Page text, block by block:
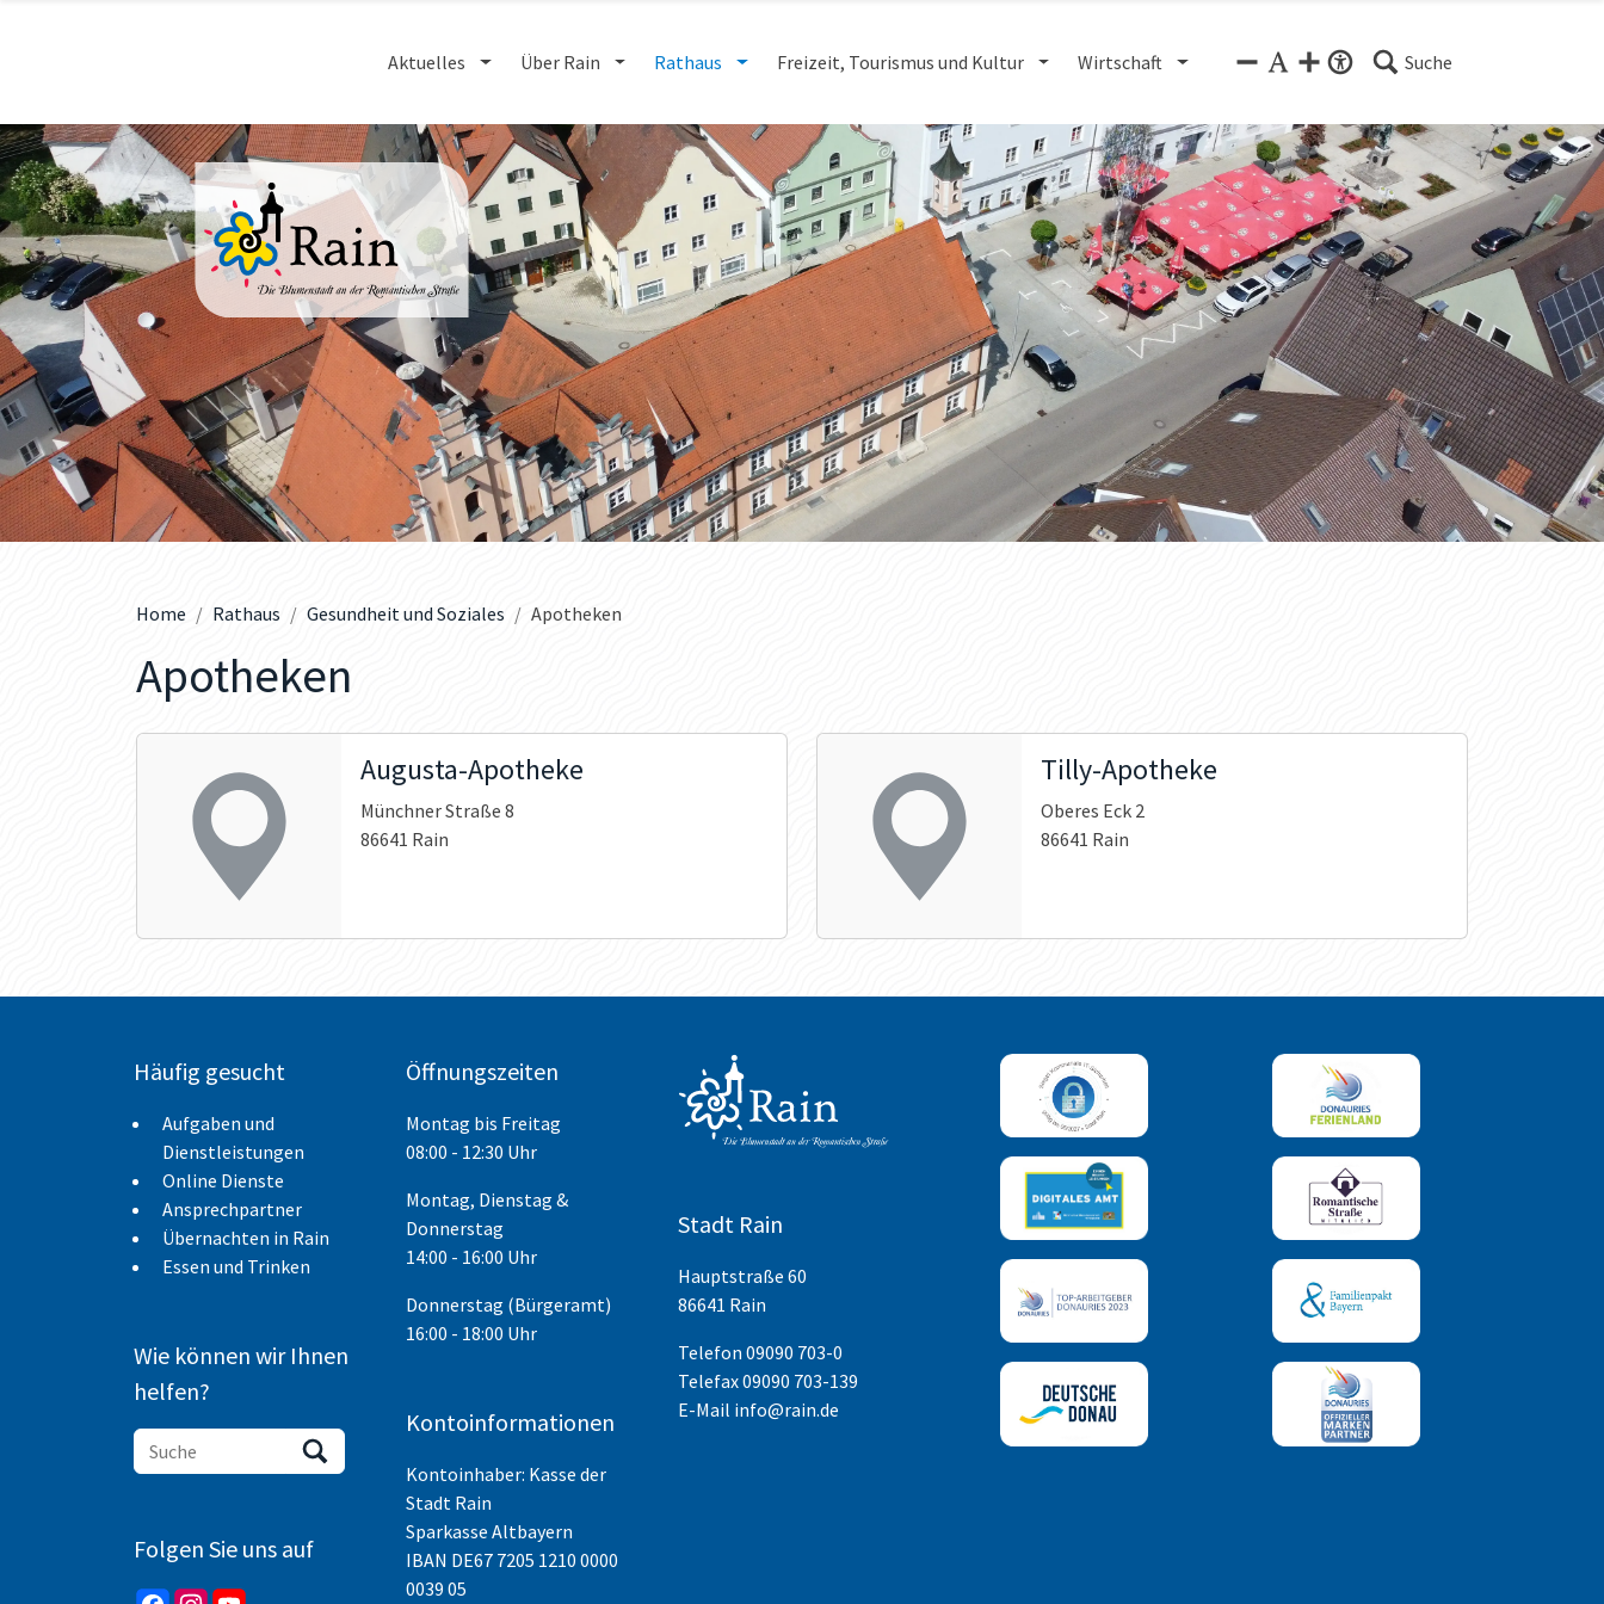
Aktuelles Über Rain Rathaus Freizeit, Tourismus und Kultur Wirtschaft Suche
Home Rathaus Gesundheit und Soziales Apotheken
Apotheken
Augusta-Apotheke
Münchner Straße 8
86641 Rain
Tilly-Apotheke
Oberes Eck 2
86641 Rain
Häufig gesucht
Aufgaben und
Dienstleistungen
Online Dienste
Ansprechpartner
Übernachten in Rain
Essen und Trinken
Wie können wir Ihnen
helfen?
Folgen Sie uns auf
Öffnungszeiten
Montag bis Freitag
08:00 - 12:30 Uhr
Montag, Dienstag &
Donnerstag
14:00 - 16:00 Uhr
Donnerstag (Bürgeramt)
16:00 - 18:00 Uhr
Kontoinformationen
Kontoinhaber: Kasse der
Stadt Rain
Sparkasse Altbayern
IBAN DE67 7205 1210 0000
0039 05
Stadt Rain
Hauptstraße 60
86641 Rain
Telefon 09090 703-0
Telefax 09090 703-139
E-Mail info@rain.de